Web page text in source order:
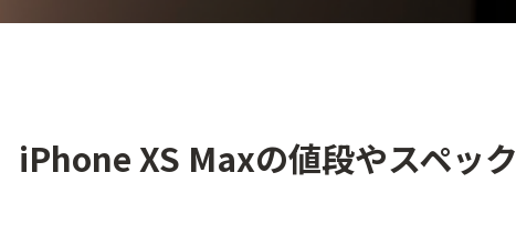
XS Maxの値段やスペック